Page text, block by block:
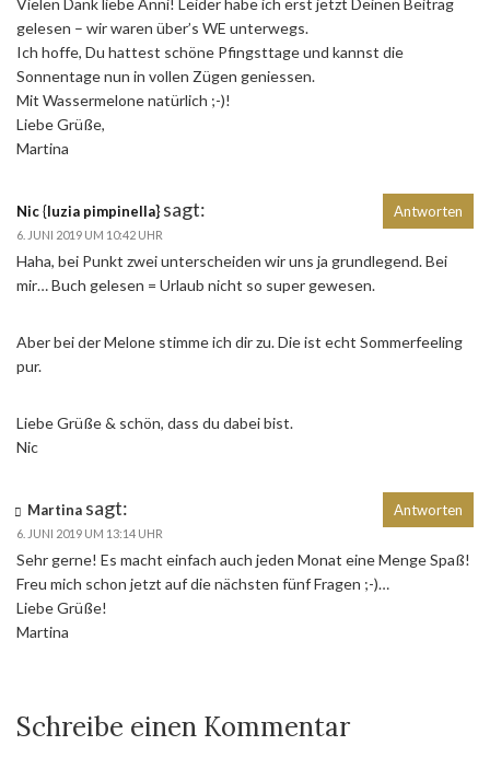
Vielen Dank liebe Anni! Leider habe ich erst jetzt Deinen Beitrag
gelesen – wir waren über’s WE unterwegs.
Ich hoffe, Du hattest schöne Pfingsttage und kannst die
Sonnentage nun in vollen Zügen geniessen.
Mit Wassermelone natürlich ;-)!
Liebe Grüße,
Martina
Nic {luzia pimpinella} sagt:
6. JUNI 2019 UM 10:42 UHR
Haha, bei Punkt zwei unterscheiden wir uns ja grundlegend. Bei
mir… Buch gelesen = Urlaub nicht so super gewesen.
Aber bei der Melone stimme ich dir zu. Die ist echt Sommerfeeling
pur.
Liebe Grüße & schön, dass du dabei bist.
Nic
Antworten
Martina sagt:
6. JUNI 2019 UM 13:14 UHR
Sehr gerne! Es macht einfach auch jeden Monat eine Menge Spaß!
Freu mich schon jetzt auf die nächsten fünf Fragen ;-)…
Liebe Grüße!
Martina
Antworten
Schreibe einen Kommentar